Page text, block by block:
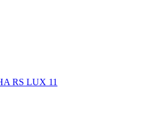
RS LUX 11